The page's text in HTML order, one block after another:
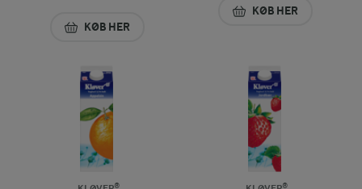
KØB HER
YOGHURT 3,1% FEDT PÆRE/BANAN 1000 G
KØB HER
TYKMÆLK 3,5%